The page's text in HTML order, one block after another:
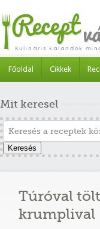
Főoldal Cikkek
Mit keresel
Keresés
Túróval
krumplival